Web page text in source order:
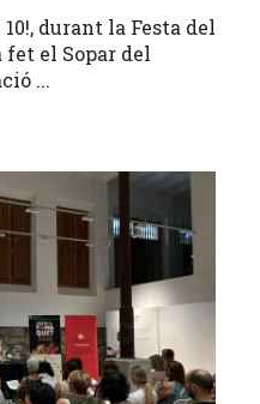
durant la Festa del
fet el Sopar del
...